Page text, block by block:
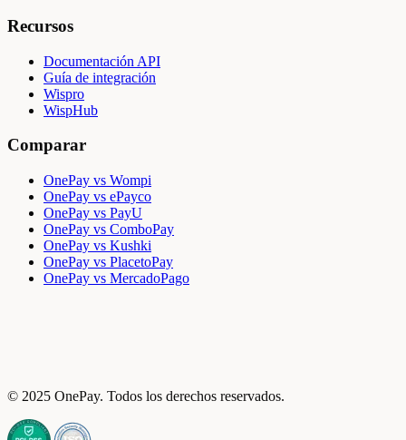
Recursos
Documentación API
Guía de integración
Wispro
WispHub
Comparar
OnePay vs Wompi
OnePay vs ePayco
OnePay vs PayU
OnePay vs ComboPay
OnePay vs Kushki
OnePay vs PlacetoPay
OnePay vs MercadoPago
© 2025 OnePay. Todos los derechos reservados.